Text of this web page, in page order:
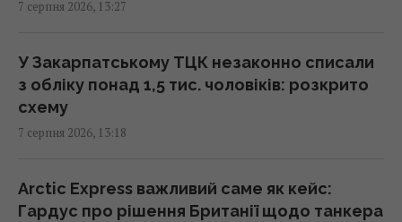
13:21 п'ятниця, 07 серпня 2026
Безкоштовно без черг: у яких аеропортах
13:21 п'ятниця, 07 серпня 2026
7 серпня 2026, 13:27
У Закарпатському ТЦК незаконно списали
з обліку понад 1,5 тис. чоловіків: розкрито
схему
7 серпня 2026, 13:18
Arctic Express важливий саме як кейс:
Гардус про рішення Британії щодо танкера